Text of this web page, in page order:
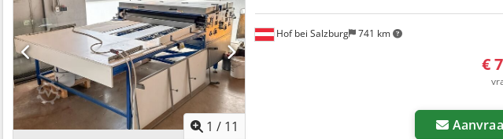
1 / 11
Hof bei Salzburg 741 km
€